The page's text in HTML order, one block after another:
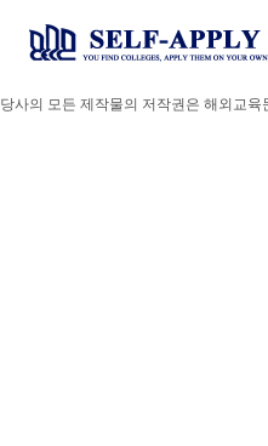
당사의 모든 제작물의 저작권은 해외교